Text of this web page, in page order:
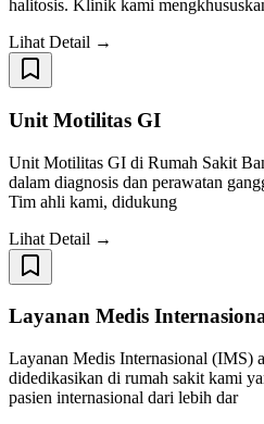
halitosis. Klinik kami
Lihat Detail →
Unit Motilitas GI
Unit Motilitas GI di Rumah Sakit
dalam diagnosis dan perawatan
Tim ahli kami, didukung
Lihat Detail →
Layanan Medis
Layanan Medis Internasional (IMS)
didedikasikan di rumah sakit kami
pasien internasional dari lebih dar